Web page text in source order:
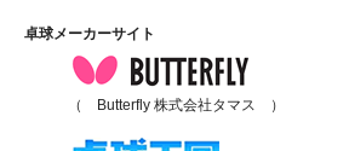
卓球メーカーサイト
（ Butterfly 株式会社タマス ）